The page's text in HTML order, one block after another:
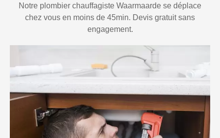
Notre plombier chauffagiste Waarmaarde se déplace
chez vous en moins de 45min. Devis gratuit sans
engagement.